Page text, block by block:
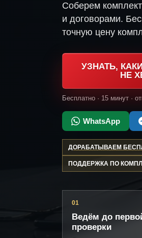
Соберем
и договорами.
точную цену
УЗНАТЬ,
НЕ
Бесплатно · 15 минут ·
WhatsApp
ДОРАБАТЫВАЕМ
ПОДДЕРЖКА ПО
01
Ведём до
проверки